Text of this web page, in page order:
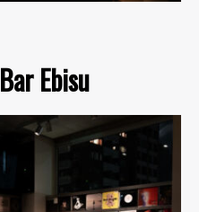
Ebisu